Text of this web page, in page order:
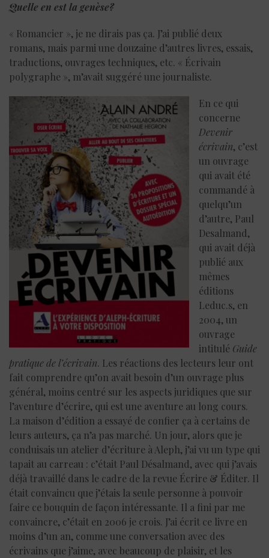
Quelle en est la genèse?
« Romancier », je ne dirais pas ça. J’ai publié deux
romans, mais parmi une douzaine d’autres livres, essais,
traductions, ouvrages techniques, etc. « Écrivain
polygraphe », m’avait suggéré une journaliste.
En ce qui
concerne
Devenir
écrivain, c’est
un ouvrage
qui avait été
commandé à
quelqu’un
d’autre, Paul
Desalmand,
qui avait déjà
publié aux
mêmes
éditions
Leduc.s, en
2004, un
ouvrage
intitulé Guide
pratique de l’écrivain. Les réactions des lecteurs leur ont
fait comprendre qu’on avait besoin d’un ouvrage plus
général, moins centré sur les aspects juridiques que sur
l’aventure d’écrire, qui est une aventure au long cours.
La maison d’édition a essayé de confier ça à certains de
leurs auteurs, ça n’a pas marché. Un jour, alors que je
conduisais un atelier d’écriture à Aleph, j’ai vu un type qui
tapait au carreau : c’était Paul Désalmand, avec qui j’avais
déjà travaillé dans le cadre de la revue Écrire & Éditer. Il
était convaincu que j’étais la seule personne à pouvoir
faire ce bouquin de façon intéressante. Il a fini par me
convaincre, c’était en 2006 je crois. J’ai écrit ce livre en
moins d’un an, comme une conversation avec des
écrivains que j’aime, avec beaucoup de plaisir, et les